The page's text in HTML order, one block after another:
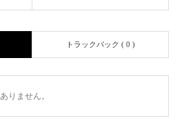
トラックバック ( 0 )
りません。